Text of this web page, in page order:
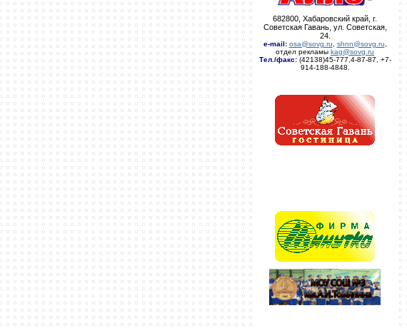
682800, Хабаровский край, г.
Советская Гавань, ул. Советская,
24.
e-mail: osa@sovg.ru shnn@sovg.ru
отдел рекламы kag@sovg.ru
Тел./факс:(42138)45-777,4-87-87, +7-
914-188-4848.